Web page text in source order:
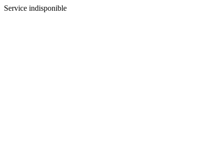
Service indisponible